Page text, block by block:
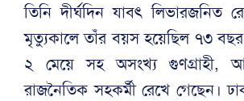
তিনি দীর্ঘদিন যাবৎ লিভারজনিত
মৃত্যুকালে তাঁর বয়স হয়েছিল ৭৩
২ মেয়ে সহ অসংখ্য গুণগ্রাহী,
রাজনৈতিক সহকর্মী রেখে গেছেন।